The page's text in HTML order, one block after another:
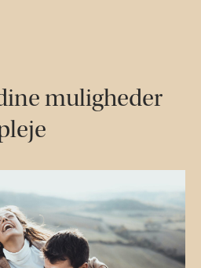
muligheder